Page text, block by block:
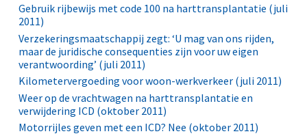
Gebruik rijbewijs met code 100 na harttransplantatie (juli
2011)
Verzekeringsmaatschappij zegt: ‘U mag van ons rijden,
maar de juridische consequenties zijn voor uw eigen
verantwoording’ (juli 2011)
Kilometervergoeding voor woon-werkverkeer (juli 2011)
Weer op de vrachtwagen na harttransplantatie en
verwijdering ICD (oktober 2011)
Motorrijles geven met een ICD? Nee (oktober 2011)